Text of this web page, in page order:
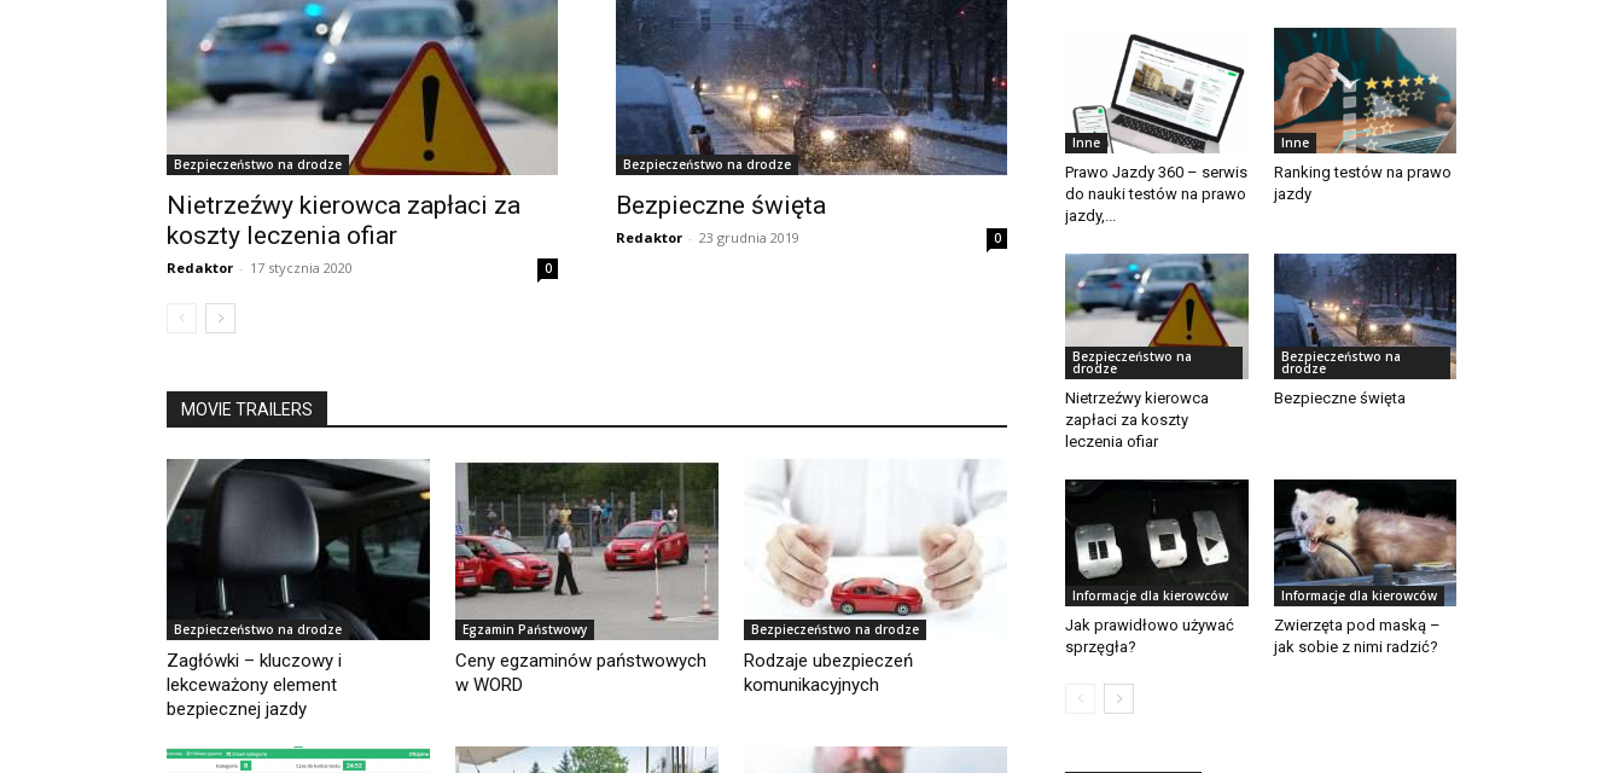
Bezpieczeństwo na drodze
Nietrzeźwy kierowca zapłaci za
koszty leczenia ofiar
Redaktor - 17 stycznia 2020 0
Bezpieczeństwo na drodze
Bezpieczne święta
Redaktor - 23 grudnia 2019 0
MOVIE TRAILERS
Bezpieczeństwo na drodze
Zagłówki – kluczowy i
lekceważony element
bezpiecznej jazdy
Egzamin Państwowy
Ceny egzaminów państwowych
w WORD
Bezpieczeństwo na drodze
Rodzaje ubezpieczeń
komunikacyjnych
Inne
Prawo Jazdy 360 – serwis
do nauki testów na prawo
jazdy,...
Inne
Ranking testów na prawo
jazdy
Bezpieczeństwo na
drodze
Nietrzeźwy kierowca
zapłaci za koszty
leczenia ofiar
Bezpieczeństwo na
drodze
Bezpieczne święta
Informacje dla kierowców
Jak prawidłowo używać
sprzęgła?
Informacje dla kierowców
Zwierzęta pod maską –
jak sobie z nimi radzić?